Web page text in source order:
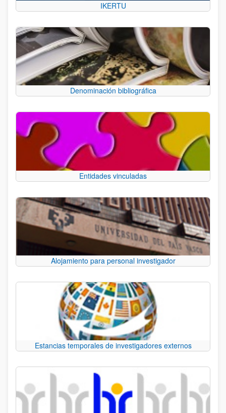
IKERTU
Denominación bibliográfica
Entidades vinculadas
Alojamiento para personal investigador
Estancias temporales de investigadores externos